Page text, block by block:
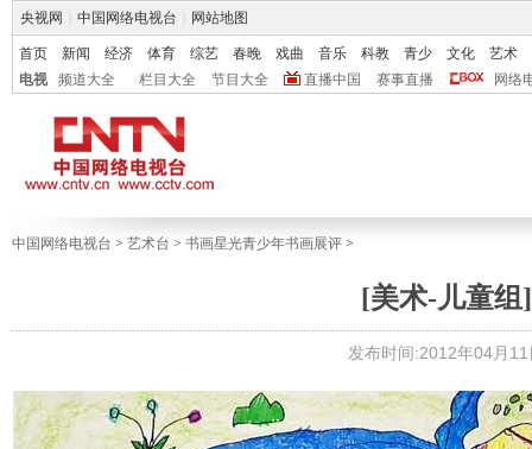
央视网 中国网络电视台 网站地图
首页 新闻 经济 体育 综艺 春晚 戏曲 音乐 科教 青少 文化
艺术
电视
频道大全 栏目大全 节目大全 直播中国 赛事直播 网络
中国网络电视台 > 艺术台 > 书画星光青少年书画展评 >
[美术-儿童组
发布时间:2012年04月